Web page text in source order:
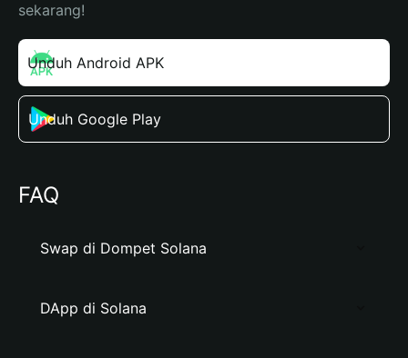
sekarang!
Unduh Android APK
Unduh Google Play
FAQ
Swap di Dompet Solana
DApp di Solana